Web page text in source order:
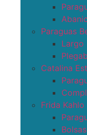
Paraguas
Largo
Catalina
Frida Kahlo